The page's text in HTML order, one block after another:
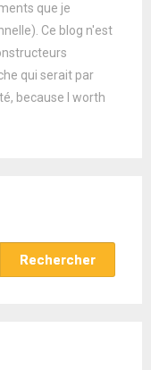
que je
Ce blog n'est
qui serait par
because I worth